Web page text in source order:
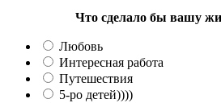
Что сделало бы вашу
Любовь
Интересная работа
Путешествия
5-ро детей))))